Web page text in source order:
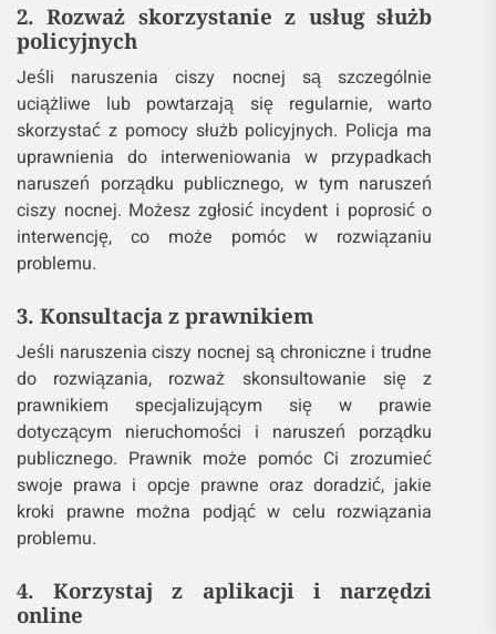
2. Rozważ skorzystanie z usług służb
policyjnych
Jeśli naruszenia ciszy nocnej są szczególnie
uciążliwe lub powtarzają się regularnie, warto
skorzystać z pomocy służb policyjnych. Policja ma
uprawnienia do interweniowania w przypadkach
naruszeń porządku publicznego, w tym naruszeń
ciszy nocnej. Możesz zgłosić incydent i poprosić o
interwencję, co może pomóc w rozwiązaniu
problemu.
3. Konsultacja z prawnikiem
Jeśli naruszenia ciszy nocnej są chroniczne i trudne
do rozwiązania, rozważ skonsultowanie się z
prawnikiem specjalizującym się w prawie
dotyczącym nieruchomości i naruszeń porządku
publicznego. Prawnik może pomóc Ci zrozumieć
swoje prawa i opcje prawne oraz doradzić, jakie
kroki prawne można podjąć w celu rozwiązania
problemu.
4. Korzystaj z aplikacji i narzędzi
online